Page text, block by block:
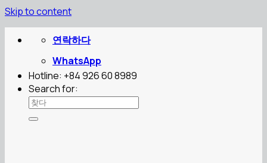
Skip to content
연락하다
WhatsApp
Hotline: +84 926 60 8989
Search for: